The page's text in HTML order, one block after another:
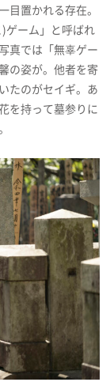
置かれる存在。
ゲーム」と呼ばれ
真では「無辜ゲー
の姿が。他者を寄
たのがセイギ。あ
を持って墓参りに